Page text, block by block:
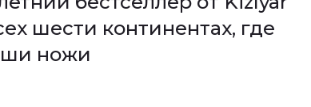
шести континентах, где
ножи